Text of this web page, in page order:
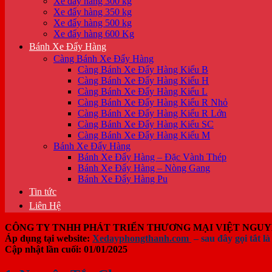
Xe đẩy hàng 350 kg
Xe đẩy hàng 500 kg
Xe đẩy hàng 600 Kg
Bánh Xe Đẩy Hàng
Càng Bánh Xe Đẩy Hàng
Càng Bánh Xe Đẩy Hàng Kiểu B
Càng Bánh Xe Đẩy Hàng Kiểu H
Càng Bánh Xe Đẩy Hàng Kiểu L
Càng Bánh Xe Đẩy Hàng Kiểu R Nhỏ
Càng Bánh Xe Đẩy Hàng Kiểu R Lớn
Càng Bánh Xe Đẩy Hàng Kiểu SC
Càng Bánh Xe Đẩy Hàng Kiểu M
Bánh Xe Đẩy Hàng
Bánh Xe Đẩy Hàng – Đặc Vành Thép
Bánh Xe Đẩy Hàng – Nòng Gang
Bánh Xe Đẩy Hàng Pu
Tin tức
Liên Hệ
CÔNG TY TNHH PHÁT TRIỂN THƯƠNG MẠI VIỆT
Áp dụng tại website: Xedayphongthanh.com – sau đây gọi tắt
Cập nhật lần cuối: 01/01/2025